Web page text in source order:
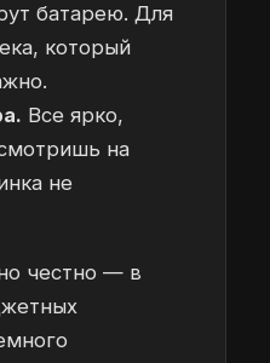
батарею. Для
который
Все ярко,
на
не
честно — в